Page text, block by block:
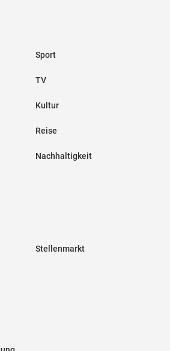
Sport
TV
Kultur
Reise
Nachhaltigkeit
Stellenmarkt